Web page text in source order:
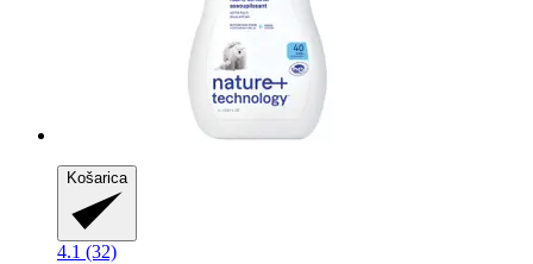
Košarica
4.1 (32)